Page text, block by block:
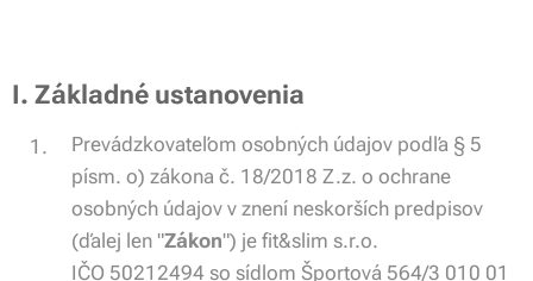
I. Základné ustanovenia
Prevádzkovateľom osobných údajov podľa § 5
písm. o) zákona č. 18/2018 Z.z. o ochrane
osobných údajov v znení neskorších predpisov
(ďalej len "Zákon") je fit&slim s.r.o.
IČO 50212494 so sídlom Športová 564/3 010 01